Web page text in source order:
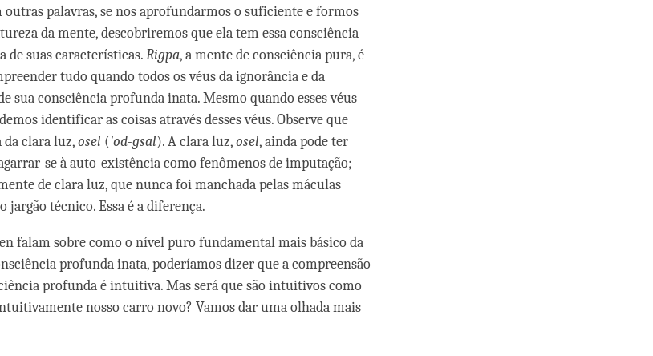
palavras, se nos aprofundarmos o suficiente e formos
da mente, descobriremos que ela tem essa consciência
suas características.Rigpa, a mente de consciência pura, é
tudo quando todos os véus da ignorância e da
sua consciência profunda inata. Mesmo quando esses véus
identificar as coisas através desses véus. Observe que
da clara luz,osel ('od-gsal). A clara luz,osel, ainda pode ter
se à auto-existência como fenômenos de imputação;
de clara luz, que nunca foi manchada pelas máculas
jargão técnico. Essa é a diferença.
falam sobre como o nível puro fundamental mais básico da
profunda inata, poderíamos dizer que a compreensão
profunda é intuitiva. Mas será que são intuitivos como
nosso carro novo? Vamos dar uma olhada mais